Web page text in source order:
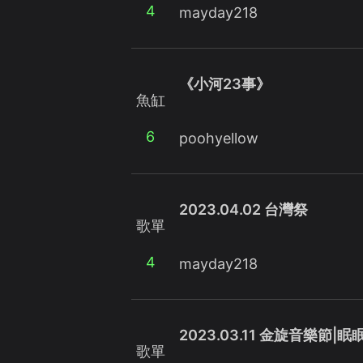
4 mayday218
魚缸
6
《小河23事》
poohyellow
歌單
4
2023.04.02 台灣祭
mayday218
歌單
2023.03.11 金旋音樂節|眠